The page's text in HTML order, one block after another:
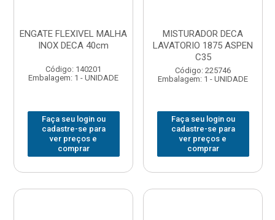
ENGATE FLEXIVEL MALHA
INOX DECA 40cm
Código: 140201
Embalagem: 1 - UNIDADE
Faça seu login ou
cadastre-se para
ver preços e
comprar
MISTURADOR DECA
LAVATORIO 1875 ASPEN
C35
Código: 225746
Embalagem: 1 - UNIDADE
Faça seu login ou
cadastre-se para
ver preços e
comprar